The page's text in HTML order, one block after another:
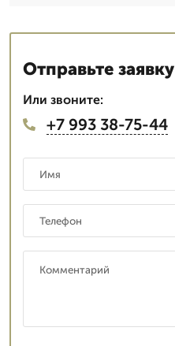
Отправьте заявку
Или звоните:
+7 993 38-75-44